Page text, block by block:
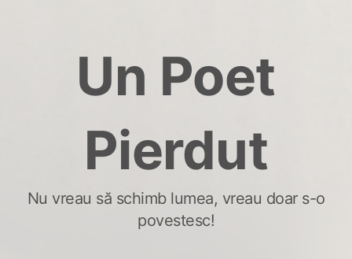
Un Poet
Pierdut
Nu vreau să schimb lumea, vreau doar s-o
povestesc!